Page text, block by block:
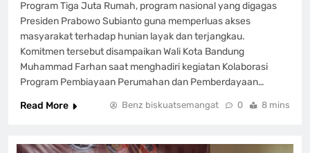
Program Tiga Juta Rumah, program nasional yang digagas
Presiden Prabowo Subianto guna memperluas akses
masyarakat terhadap hunian layak dan terjangkau.
Komitmen tersebut disampaikan Wali Kota Bandung
Muhammad Farhan saat menghadiri kegiatan Kolaborasi
Program Pembiayaan Perumahan dan Pemberdayaan…
Read More
Benz biskuatsemangat 0 8 mins